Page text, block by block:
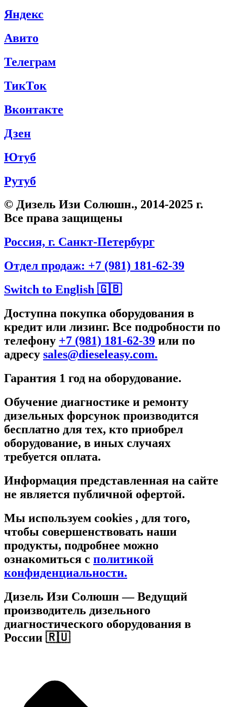
Яндекс
Авито
Телеграм
ТикТок
Вконтакте
Дзен
Ютуб
Рутуб
© Дизель Изи Солюшн., 2014-2025 г.
Все права защищены
Россия, г. Санкт-Петербург
Отдел продаж: +7 (981) 181-62-39
Switch to English 🇬🇧
Доступна покупка оборудования в
кредит или лизинг. Все подробности по
телефону +7 (981) 181-62-39 или по
адресу sales@dieseleasy.com.
Гарантия 1 год на оборудование.
Обучение диагностике и ремонту
дизельных форсунок производится
бесплатно для тех, кто приобрел
оборудование, в иных случаях
требуется оплата.
Информация представленная на сайте
не является публичной офертой.
Мы используем cookies , для того,
чтобы совершенствовать наши
продукты, подробнее можно
ознакомиться c политикой
конфиденциальности.
Дизель Изи Солюшн— Ведущий
производитель дизельного
диагностического оборудования в
России 🇷🇺